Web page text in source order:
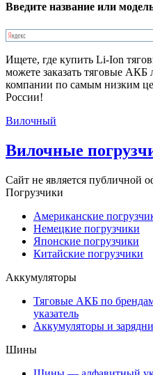
Введите название или
Ищете, где купить Li-Ion
можете заказать тяговые
компании по самым низким
России!
Вилочный
Вилочные
Сайт не является публичной
Погрузчики
Американские
Немецкие погрузчики
Японские погрузчики
Китайские погрузчики
Аккумуляторы
Тяговые АКБ по
указатель
Аккумуляторы и
Шины